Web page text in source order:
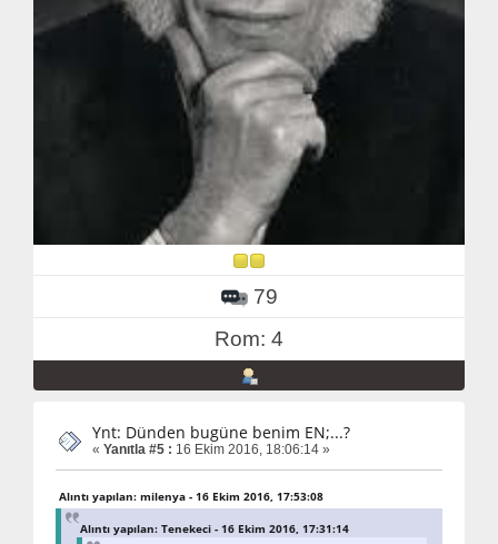
79
Rom: 4
Ynt: Dünden bugüne benim EN;...?
« Yanıtla #5 : 16 Ekim 2016, 18:06:14 »
Alıntı yapılan: milenya - 16 Ekim 2016, 17:53:08
Alıntı yapılan: Tenekeci - 16 Ekim 2016, 17:31:14